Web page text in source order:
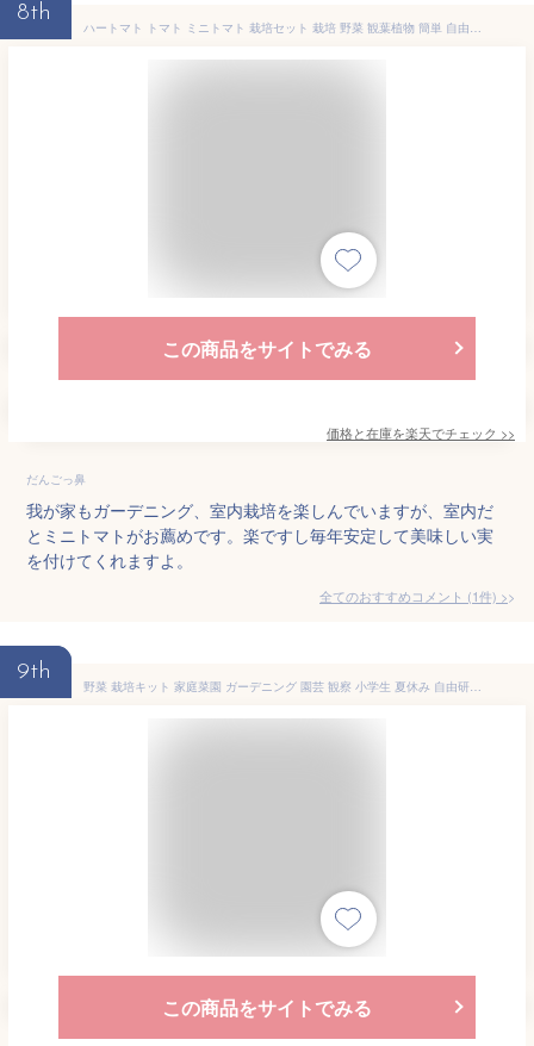
8th
ハートマト トマト ミニトマト 栽培セット 栽培 野菜 観葉植物 簡単 自由研究 インテリア 癒し ヒーリング リラックス ガーデニング 観賞 お手軽 自然 趣味 GD546 991594 ss15
この商品をサイトでみる
価格と在庫を楽天でチェック >>
だんごっ鼻
我が家もガーデニング、室内栽培を楽しんでいますが、室内だ
とミニトマトがお薦めです。楽ですし毎年安定して美味しい実
を付けてくれますよ。
全てのおすすめコメント (1件) >
9th
野菜 栽培キット 家庭菜園 ガーデニング 園芸 観察 小学生 夏休み 自由研究 エコ栽培キット Re:Green 日本製
この商品をサイトでみる